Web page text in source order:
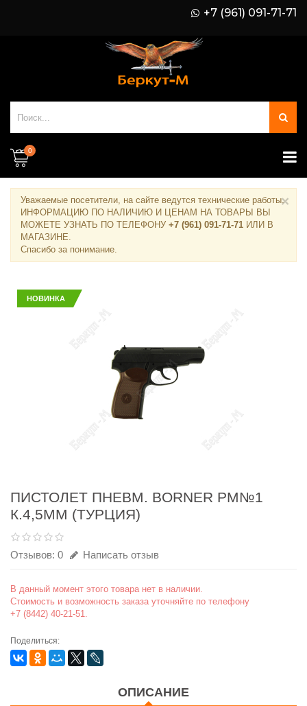
+7 (961) 091-71-71
0
Уважаемые посетители, на сайте ведутся технические работы.
ИНФОРМАЦИЮ ПО НАЛИЧИЮ И ЦЕНАМ НА ТОВАРЫ ВЫ
МОЖЕТЕ УЗНАТЬ ПО ТЕЛЕФОНУ +7 (961) 091-71-71 ИЛИ В
МАГАЗИНЕ.
Спасибо за понимание.
×
НОВИНКА
ПИСТОЛЕТ ПНЕВМ. BORNER РМ№1
К.4,5ММ (ТУРЦИЯ)
Отзывов: 0 Написать отзыв
В данный момент этого товара нет в наличии.
Стоимость и возможность заказа уточняйте по телефону
+7 (8442) 40-21-51.
Поделиться:
ОПИСАНИЕ